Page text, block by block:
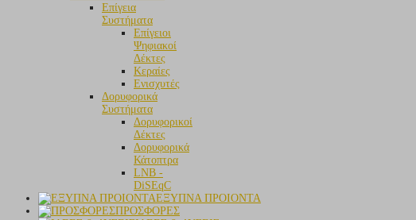
Επίγεια
Συστήματα
Επίγειοι
Ψηφιακοί
Δέκτες
Κεραίες
Ενισχυτές
Δορυφορικά
Συστήματα
Δορυφορικοί
Δέκτες
Δορυφορικά
Κάτοπτρα
LNB -
DiSEqC
ΕΞΥΠΝΑ ΠΡΟΙΟΝΤΑ
ΠΡΟΣΦΟΡΕΣ